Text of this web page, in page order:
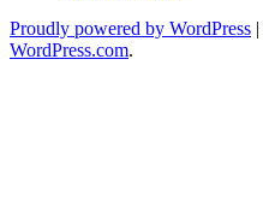
Proudly powered by WordPress |
WordPress.com.